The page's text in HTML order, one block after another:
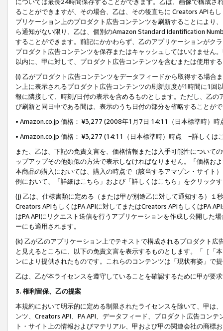
ることができますが、その場合、乙は、その後直ちに Creators APIも
プリケーション上のプロダクト広告コンテンツを刷新することにより
ら通知がない限り、乙は、個別のAmazon Standard Identification
することができます。前記にかかわらず、乙のアプリケーションがク
プロダクト広告コンテンツを保存またはキャッシュしてはいけません
以内に、甲に対して、プロダクト広告コンテンツを含むまたは使用す
(i) 乙がプロダクト広告コンテンツをデータフィードから取得する場合
ン上に表示されるプロダクト広告コンテンツの刷新頻度が1時間に1
報に隣接して、時刻/日付の表示を含めるものとします。ただし、乙
び刷新と同日中である間は、表示のうち日付の部分を省略することが
• Amazon.co.jp 価格： ¥3,277 (2008年1月7日 14:11（日本標準時）
• Amazon.co.jp 価格： ¥3,277 (14:11（日本標準時）時点 −詳しくは
また、乙は、下記の免責文言を、価格情報または入手可能性について
ップアップその他類似の方法で表示しなければなりません。「価格
本商品の購入においては、購入の時点で（該当するアマゾン・サイト
例において、「詳細はこちら」および「詳しくはこちら」をクリック
(j) 乙は、仕様書類に定める（または甲が別途乙に対して通知する）
Creators APIもしくはPA APIに対してまたはCreators APIもしくはPA
はPA APIにリクエスト送信を行うアプリケーションを作成し公開した
ーにも適用されます。
(k) 乙が乙のアプリケーション上でテキストで構成されるプロダクト
と見えるところに、以下の免責文言を表示するものとします。「［「
ンにより提供されたものです。これらのコンテンツは「現状有姿」で
乙は、乙が本ライセンスを遵守していることを確認するために甲が要
3. 権利留保、乙の提案
本規約において明示的に定める制限されたライセンスを除いて、甲は
ンツ、Creators API、PA API、データフィード、プロダクト広告コン
ト・サイト上の情報およびマテリアル、甲および甲の関連会社の商